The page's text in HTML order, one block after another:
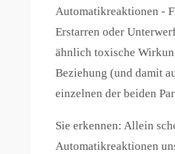
Automatikreaktionen -
Erstarren oder
ähnlich toxische
Beziehung (und damit
einzelnen der beiden
Sie erkennen: Allein
Automatikreaktionen